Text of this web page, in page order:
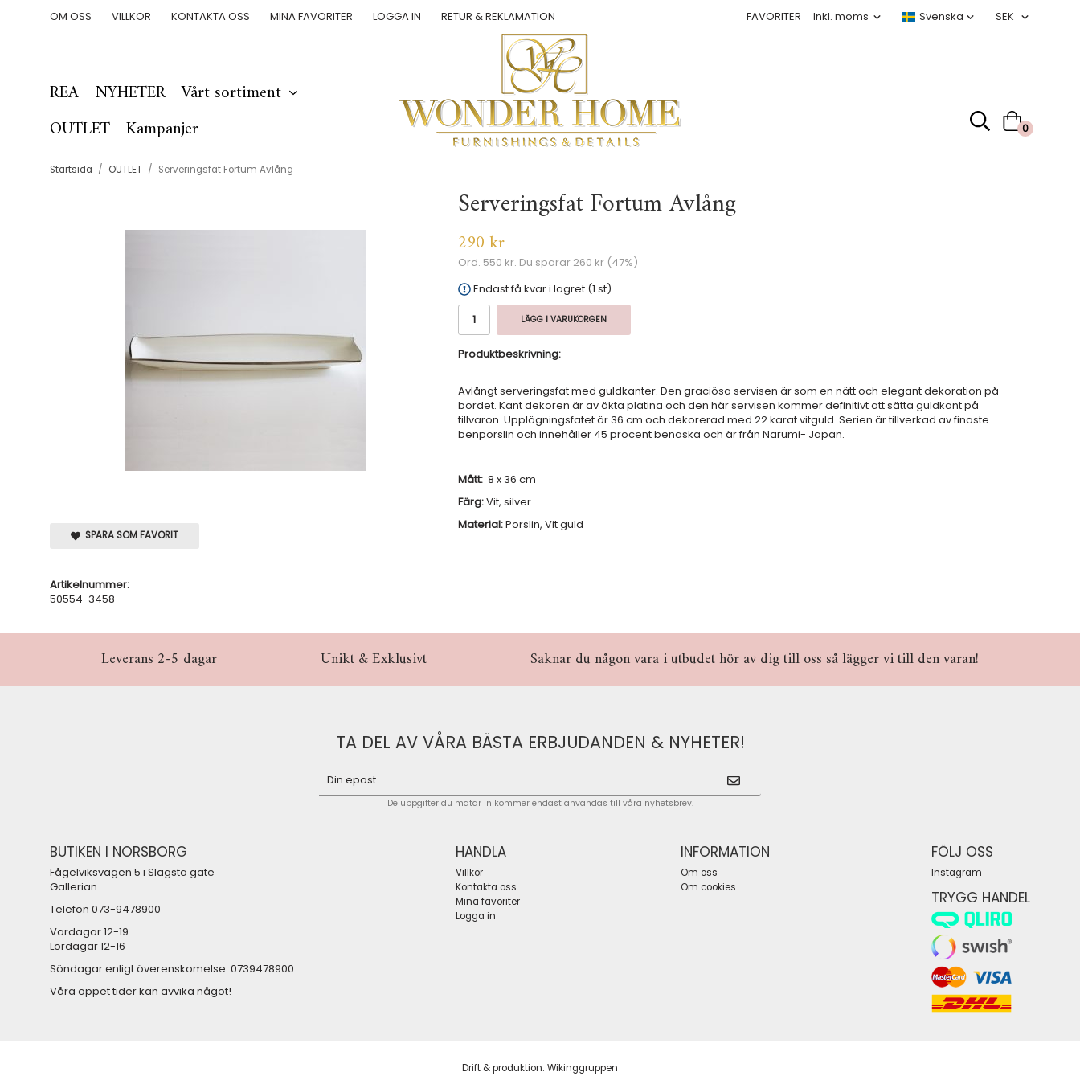
OM OSS VILLKOR KONTAKTA OSS MINA FAVORITER LOGGA IN RETUR & REKLAMATION FAVORITER
REA NYHETER Vårt sortiment
OUTLET Kampanjer 0
Startsida / OUTLET / Serveringsfat Fortum Avlång
Serveringsfat Fortum Avlång
290 kr
Ord. 550 kr. Du sparar 260 kr (47%)
Endast få kvar i lagret (1 st)
LÄGG I VARUKORGEN
Produktbeskrivning:
Avlångt serveringsfat med guldkanter. Den graciösa servisen är som en nätt och elegant dekoration på
bordet. Kant dekoren är av äkta platina och den här servisen kommer definitivt att sätta guldkant på
tillvaron. Upplägningsfatet är 36 cm och dekorerad med 22 karat vitguld. Serien är tillverkad av finaste
benporslin och innehåller 45 procent benaska och är från Narumi- Japan.
Mått: 8 x 36 cm
Färg:Vit, silver
Material:Porslin, Vit guld
SPARA SOM FAVORIT
Artikelnummer:
50554-3458
Leverans 2-5 dagar Unikt & Exklusivt Saknar du någon vara i utbudet hör av dig till oss så lägger vi till den varan!
TA DEL AV VÅRA BÄSTA ERBJUDANDEN & NYHETER!
De uppgifter du matar in kommer endast användas till våra nyhetsbrev.
BUTIKEN I NORSBORG
Fågelviksvägen 5 i Slagsta gate
Gallerian
Telefon 073-9478900
Vardagar 12-19
Lördagar 12-16
Söndagar enligt överenskomelse 0739478900
Våra öppet tider kan avvika något!
HANDLA
Villkor
Kontakta oss
Mina favoriter
Logga in
INFORMATION
Om oss
Om cookies
FÖLJ OSS
Instagram
TRYGG HANDEL
Drift & produktion: Wikinggruppen